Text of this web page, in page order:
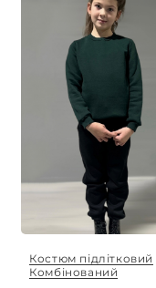
Костюм підлітковий
Комбінований